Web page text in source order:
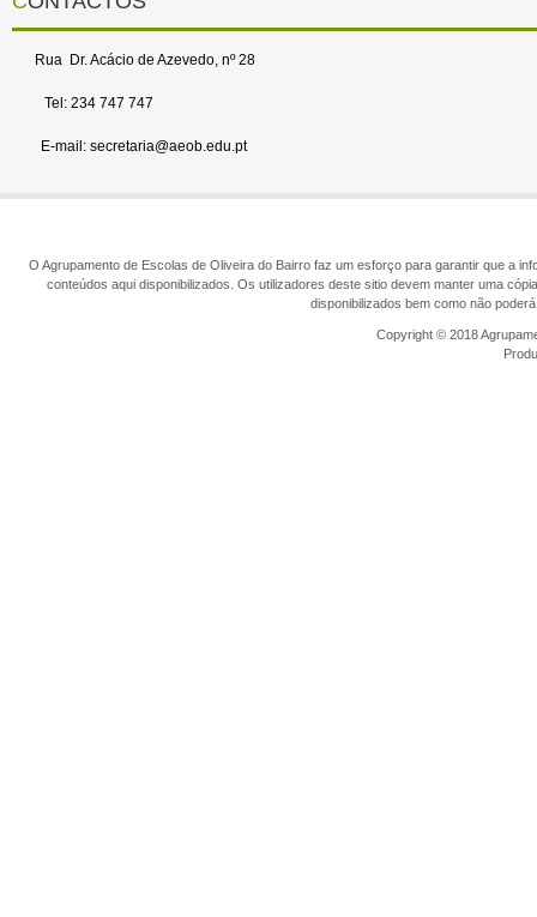
Rua Dr. Acácio de Azevedo, nº 28
Tel: 234 747 747
E-mail: secretaria@aeob.edu.pt
O Agrupamento de Escolas de Oliveira do Bairro faz um esforço para garantir que a
conteúdos aqui disponibilizados. Os utilizadores deste sitio devem manter uma
disponibilizados bem como não
Copyright © 2018